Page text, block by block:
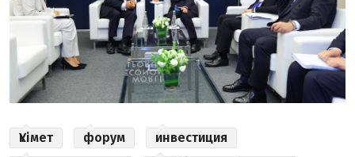
Үкімет форум
инвестиция